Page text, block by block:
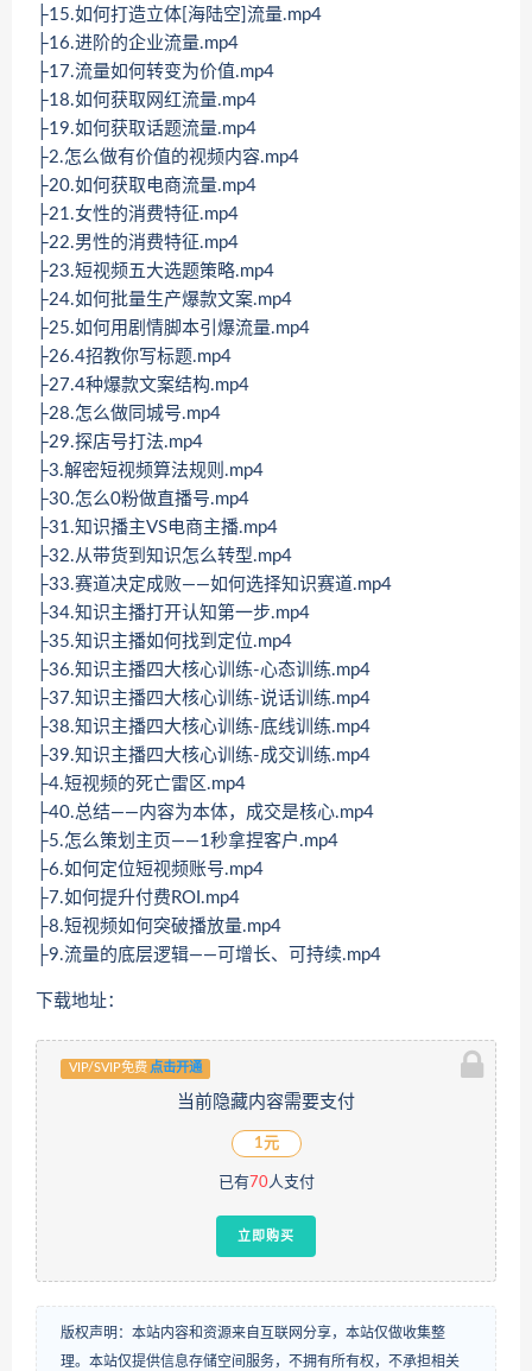
├15.如何打造立体[海陆空]流量.mp4
├16.进阶的企业流量.mp4
├17.流量如何转变为价值.mp4
├18.如何获取网红流量.mp4
├19.如何获取话题流量.mp4
├2.怎么做有价值的视频内容.mp4
├20.如何获取电商流量.mp4
├21.女性的消费特征.mp4
├22.男性的消费特征.mp4
├23.短视频五大选题策略.mp4
├24.如何批量生产爆款文案.mp4
├25.如何用剧情脚本引爆流量.mp4
├26.4招教你写标题.mp4
├27.4种爆款文案结构.mp4
├28.怎么做同城号.mp4
├29.探店号打法.mp4
├3.解密短视频算法规则.mp4
├30.怎么0粉做直播号.mp4
├31.知识播主VS电商主播.mp4
├32.从带货到知识怎么转型.mp4
├33.赛道决定成败——如何选择知识赛道.mp4
├34.知识主播打开认知第一步.mp4
├35.知识主播如何找到定位.mp4
├36.知识主播四大核心训练-心态训练.mp4
├37.知识主播四大核心训练-说话训练.mp4
├38.知识主播四大核心训练-底线训练.mp4
├39.知识主播四大核心训练-成交训练.mp4
├4.短视频的死亡雷区.mp4
├40.总结——内容为本体，成交是核心.mp4
├5.怎么策划主页——1秒拿捏客户.mp4
├6.如何定位短视频账号.mp4
├7.如何提升付费ROI.mp4
├8.短视频如何突破播放量.mp4
├9.流量的底层逻辑——可增长、可持续.mp4
下载地址：
VIP/SVIP免费 点击开通
当前隐藏内容需要支付
1元
已有 70人支付
立即购买
版权声明：本站内容和资源来自互联网分享，本站仅做收集整
理。本站仅提供信息存储空间服务，不拥有所有权，不承担相关